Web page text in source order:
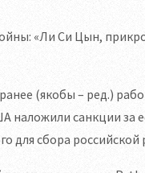
«Ли Си Цын,
(якобы – ред.)
санкции за
для сбора